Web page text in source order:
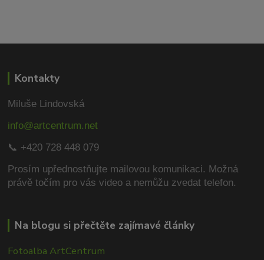
Kontakty
Miluše Lindovská
info@artcentrum.net
📞 +420 728 448 079
Prosím upřednostňujte mailovou komunikaci. Možná
právě točím pro vás video a nemůžu zvedat telefon.
Na blogu si přečtěte zajímavé články
Fotoalba ArtCentrum